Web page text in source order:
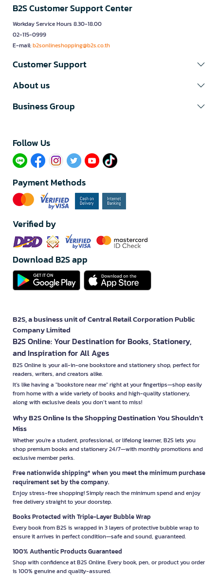
B2S Customer Support Center
Workday Service Hours 8.30-18.00
02-115-0999
E-mail:b2sonlineshopping@b2s.co.th
Customer Support
About us
Business Group
Follow Us​
Payment Methods
Verified by
Download B2S app
B2S, a business unit of Central Retail Corporation Public
Company Limited
B2S Online: Your Destination for Books, Stationery,
and Inspiration for All Ages
B2S Online is your all-in-one bookstore and stationery shop, perfect for
readers, writers, and creators alike.
It’s like having a "bookstore near me" right at your fingertips—shop easily
from home with a wide variety of books and high-quality stationery,
along with exclusive deals you don’t want to miss!
Why B2S Online Is the Shopping Destination You Shouldn’t
Miss
Whether you're a student, professional, or lifelong learner, B2S lets you
shop premium books and stationery 24/7—with monthly promotions and
exclusive member perks.
Free nationwide shipping* when you meet the minimum purchase
requirement set by the company.
Enjoy stress-free shopping! Simply reach the minimum spend and enjoy
free delivery straight to your doorstep.
Books Protected with Triple-Layer Bubble Wrap
Every book from B2S is wrapped in 3 layers of protective bubble wrap to
ensure it arrives in perfect condition—safe and sound, guaranteed.
100% Authentic Products Guaranteed
Shop with confidence at B2S Online. Every book, pen, or product you order
is 100% genuine and quality-assured.